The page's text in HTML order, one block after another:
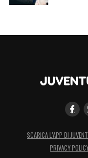
SCARICA L’APP DI
PRIVACY